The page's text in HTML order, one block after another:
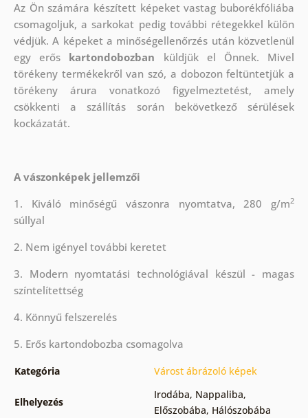
Az Ön számára készített képeket vastag buborékfóliába
csomagoljuk, a sarkokat pedig további rétegekkel külön
védjük.A képeket a minőségellenőrzés után közvetlenül
egy erős kartondobozban küldjük el Önnek. Mivel
törékeny termékekről van szó, a dobozon feltüntetjük a
törékeny árura vonatkozó figyelmeztetést, amely
csökkenti a szállítás során bekövetkező sérülések
kockázatát.
A vászonképek jellemzői
1. Kiváló minőségű vászonra nyomtatva, 280 g/m2
súllyal
2. Nem igényel további keretet
3. Modern nyomtatási technológiával készül - magas
színtelítettség
4. Könnyű felszerelés
5. Erős kartondobozba csomagolva
Kategória Várost ábrázoló képek
Elhelyezés
Irodába, Nappaliba,
Előszobába, Hálószobába